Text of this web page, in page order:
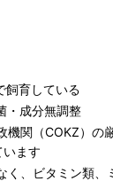
育している
成分無調整
関（COKZ）の
います
、ビタミン類、